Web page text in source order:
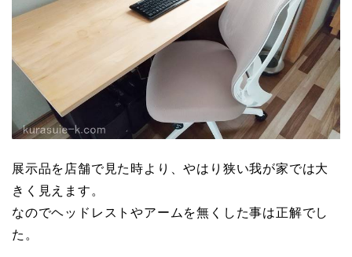
展示品を店舗で見た時より、やはり狭い我が家では大
きく見えます。
なのでヘッドレストやアームを無くした事は正解でし
た。